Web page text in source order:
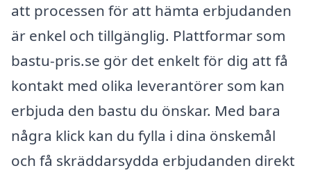
att processen för att hämta erbjudanden
är enkel och tillgänglig. Plattformar som
bastu-pris.se gör det enkelt för dig att få
kontakt med olika leverantörer som kan
erbjuda den bastu du önskar. Med bara
några klick kan du fylla i dina önskemål
och få skräddarsydda erbjudanden direkt